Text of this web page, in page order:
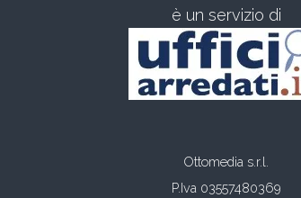
è un servizio di
Ottomedia s.r.l.
P.Iva 03557480369